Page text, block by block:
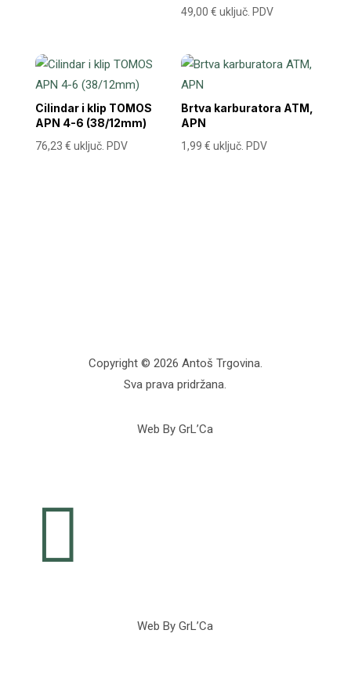
49,00€ uključ. PDV
Cilindar i klip TOMOS
APN 4-6 (38/12mm)
76,23 € uključ. PDV
Brtva karburatora ATM,
APN
1,99€ uključ. PDV
Copyright © 2026 Antoš Trgovina.
Sva prava pridržana.
Web By GrL’Ca

Web By GrL’Ca